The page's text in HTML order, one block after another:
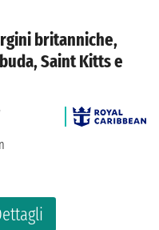
britanniche,
Saint Kitts e